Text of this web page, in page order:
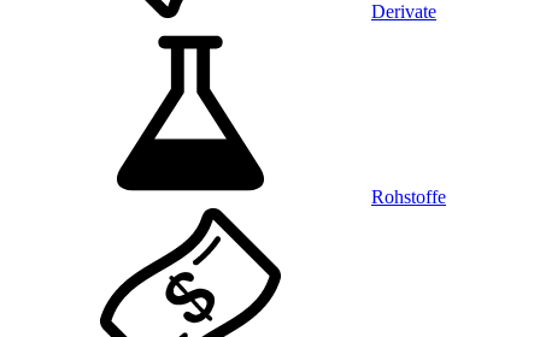
Derivate
Rohstoffe